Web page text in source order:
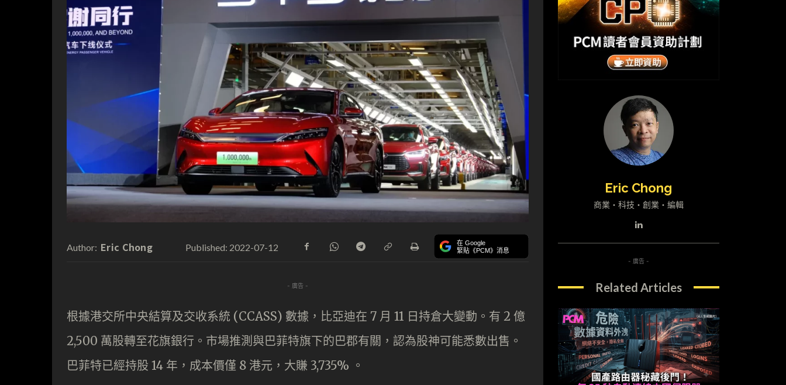
Author: Eric Chong Published: 2022-07-12 在 Google
緊貼《PCM》消息
- 廣告 -
根據港交所中央結算及交收系統 (CCASS) 數據，比亞迪在 7 月 11 日持倉大變動。有 2 億
2,500 萬股轉至花旗銀行。市場推測與巴菲特旗下的巴郡有關，認為股神可能悉數出售。
巴菲特已經持股 14 年，成本價僅 8 港元，大賺 3,735% 。
Eric Chong
商業・科技・創業・編輯
- 廣告 -
Related Articles